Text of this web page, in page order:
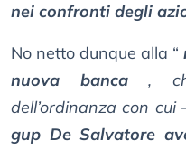
nei confronti degli
No netto dunque alla “
nuova banca, che
dell’ordinanza con
gup De Salvatore